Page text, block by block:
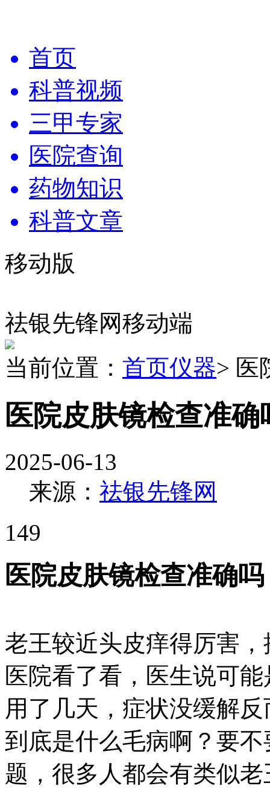
首页
科普视频
三甲专家
医院查询
药物知识
科普文章
移动版
祛银先锋网移动端
当前位置： 首页仪器> 医
医院皮肤镜检查准确
2025-06-13
来源： 祛银先锋网
149
医院皮肤镜检查准确吗
老王较近头皮痒得厉害
医院看了看，医生说可
用了几天，症状没缓解
到底是什么毛病啊？要
题，很多人都会有类似